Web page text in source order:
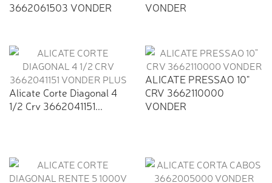
3662061503 VONDER
VONDER
Alicate Corte Diagonal 4
1/2 Crv 3662041151...
ALICATE PRESSAO 10"
CRV 3662110000
VONDER